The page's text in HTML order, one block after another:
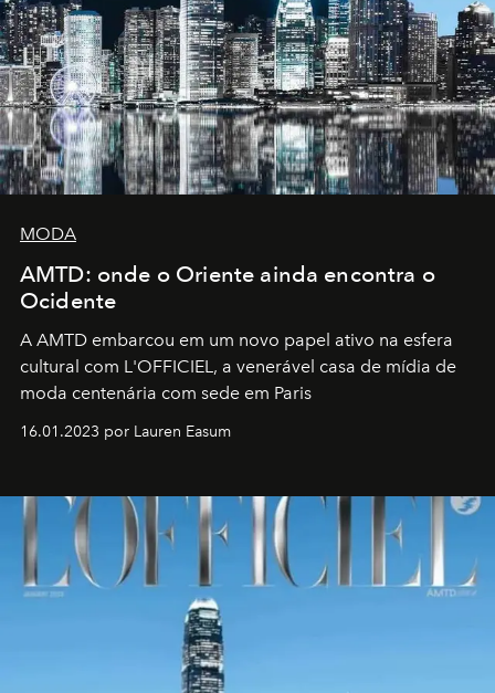
MODA
AMTD: onde o Oriente ainda encontra o
Ocidente
A AMTD embarcou em um novo papel ativo na esfera
cultural com L'OFFICIEL, a venerável casa de mídia de
moda centenária com sede em Paris
16.01.2023 por Lauren Easum